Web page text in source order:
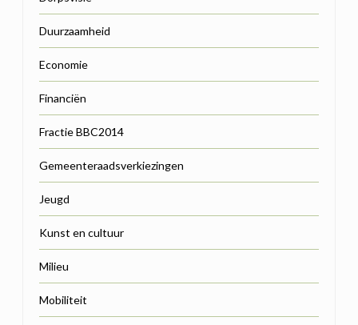
Duurzaamheid
Economie
Financiën
Fractie BBC2014
Gemeenteraadsverkiezingen
Jeugd
Kunst en cultuur
Milieu
Mobiliteit